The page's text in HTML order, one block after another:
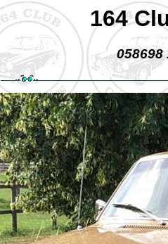
164
058698